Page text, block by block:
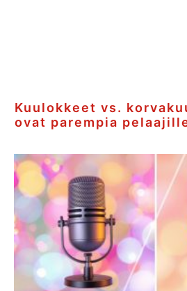
Kuulokkeet vs.
ovat parempia